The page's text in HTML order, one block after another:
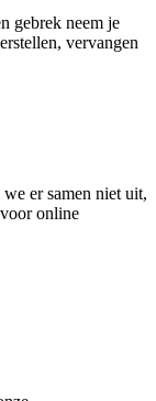
gebrek neem je
vervangen
er samen niet uit,
online